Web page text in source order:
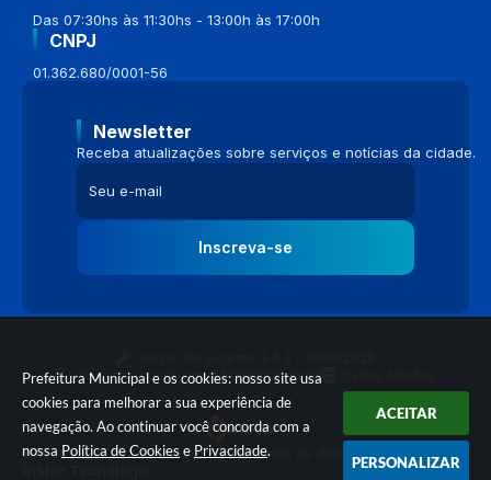
Prefeitura Municipal e os cookies: nosso site usa
cookies para melhorar a sua experiência de
navegação. Ao continuar você concorda com a
nossa Política de Cookies e Privacidade.
ACEITAR
PERSONALIZAR
Das 07:30hs às 11:30hs - 13:00h às 17:00h
CNPJ
01.362.680/0001-56
Newsletter
Receba atualizações sobre serviços e notícias da cidade.
Inscreva-se
Portal atualizado em:04/08/2026 16:58
© Copyright Instar - 2006-2026. Todos os direitos reservados -